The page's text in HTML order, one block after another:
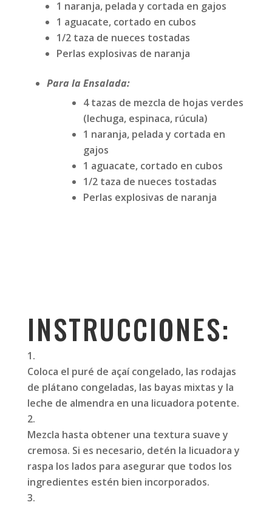
1 naranja, pelada y cortada en gajos
1 aguacate, cortado en cubos
1/2 taza de nueces tostadas
Perlas explosivas de naranja
Para la Ensalada:
4 tazas de mezcla de hojas verdes
(lechuga, espinaca, rúcula)
1 naranja, pelada y cortada en
gajos
1 aguacate, cortado en cubos
1/2 taza de nueces tostadas
Perlas explosivas de naranja
INSTRUCCIONES:
Coloca el puré de açaí congelado, las rodajas
de plátano congeladas, las bayas mixtas y la
leche de almendra en una licuadora potente.
Mezcla hasta obtener una textura suave y
cremosa. Si es necesario, detén la licuadora y
raspa los lados para asegurar que todos los
ingredientes estén bien incorporados.